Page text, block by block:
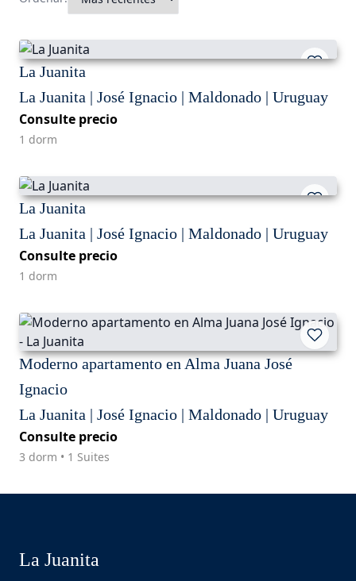
La Juanita
La Juanita | José Ignacio | Maldonado | Uruguay
Consulte precio
1 dorm
La Juanita
La Juanita | José Ignacio | Maldonado | Uruguay
Consulte precio
1 dorm
Moderno apartamento en Alma Juana José
Ignacio
La Juanita | José Ignacio | Maldonado | Uruguay
Consulte precio
3 dorm • 1 Suites
La Juanita